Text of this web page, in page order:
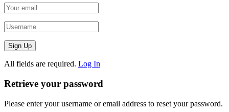
All fields are required. Log In
Retrieve your password
Please enter your username or email address to reset your password.